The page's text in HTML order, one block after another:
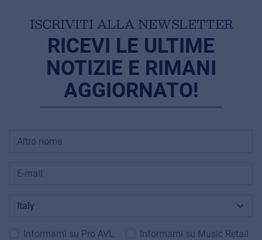
ISCRIVITI ALLA NEWSLETTER
RICEVI LE ULTIME
NOTIZIE E RIMANI
AGGIORNATO!
Informami su Pro AVL Informami su Music Retail